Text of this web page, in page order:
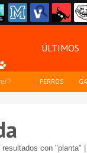
ÚLTIMOS
PERROS
con "planta" |